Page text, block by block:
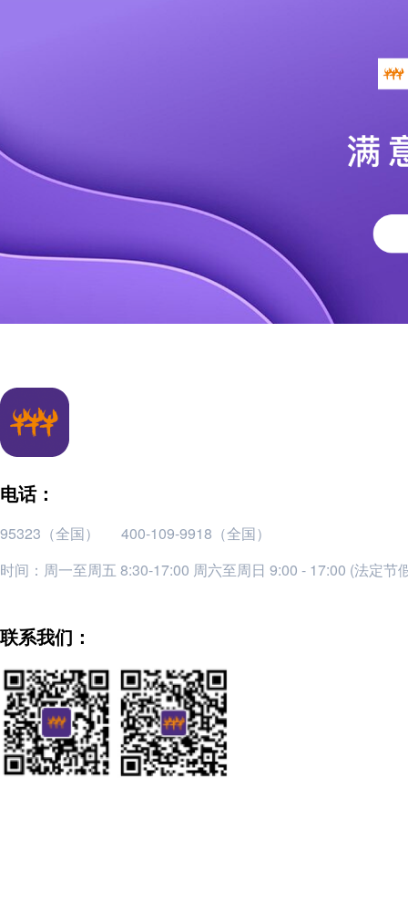
电话：
95323（全国）
400-109-9918（全国）
时间：周一至周五 8:30-17:00 周六至周日 9:00 - 17:00 (法定节
联系我们：